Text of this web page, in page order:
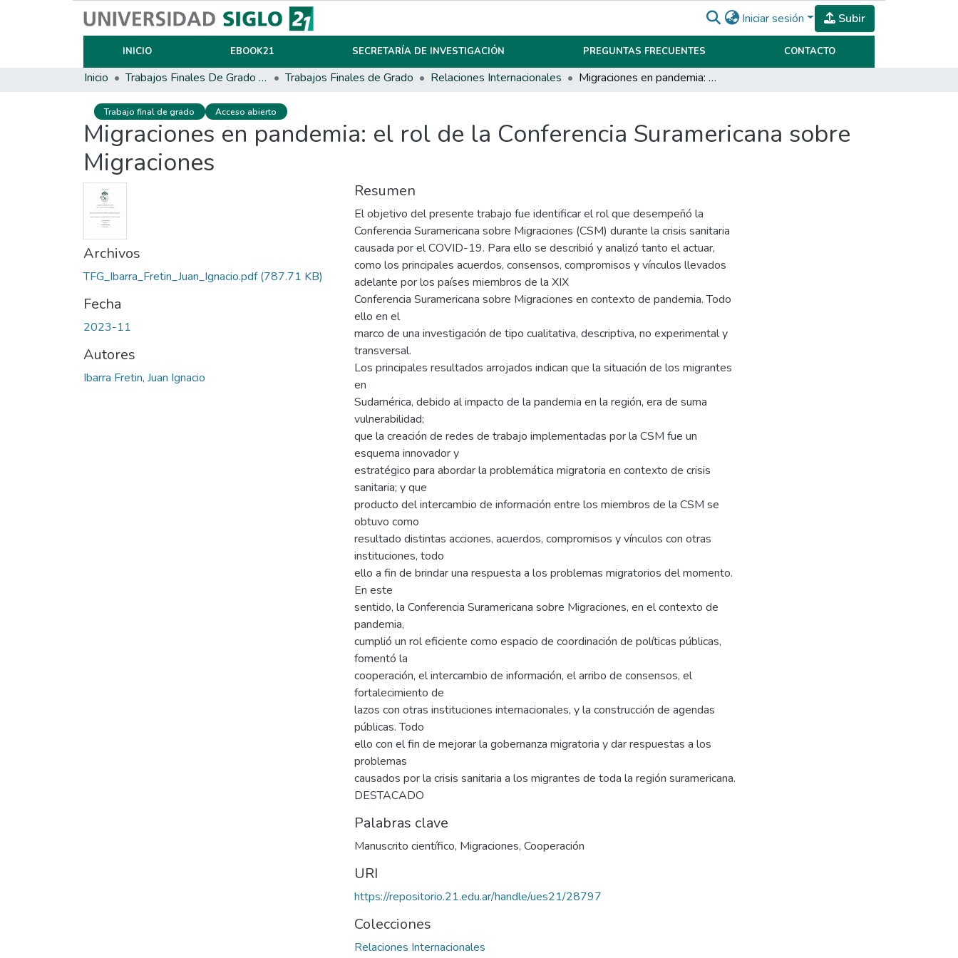
Iniciar sesión Subir
INICIO EBOOK21 SECRETARÍA DE INVESTIGACIÓN PREGUNTAS FRECUENTES CONTACTO
Inicio Trabajos Finales De Grado Y Posgrado Trabajos Finales de Grado Relaciones Internacionales Migraciones en pandemia: el rol de la Conferencia Suramericana sobre Migraciones
Trabajo final de grado Acceso abierto
Migraciones en pandemia: el rol de la Conferencia Suramericana sobre
Migraciones
Archivos
TFG_Ibarra_Fretin_Juan_Ignacio.pdf(787.71 KB)
Fecha
2023-11
Autores
Ibarra Fretin, Juan Ignacio
Resumen
El objetivo del presente trabajo fue identificar el rol que desempeñó la
Conferencia Suramericana sobre Migraciones (CSM) durante la crisis sanitaria
causada por el COVID-19. Para ello se describió y analizó tanto el actuar,
como los principales acuerdos, consensos, compromisos y vínculos llevados
adelante por los países miembros de la XIX
Conferencia Suramericana sobre Migraciones en contexto de pandemia. Todo
ello en el
marco de una investigación de tipo cualitativa, descriptiva, no experimental y
transversal.
Los principales resultados arrojados indican que la situación de los migrantes
en
Sudamérica, debido al impacto de la pandemia en la región, era de suma
vulnerabilidad;
que la creación de redes de trabajo implementadas por la CSM fue un
esquema innovador y
estratégico para abordar la problemática migratoria en contexto de crisis
sanitaria; y que
producto del intercambio de información entre los miembros de la CSM se
obtuvo como
resultado distintas acciones, acuerdos, compromisos y vínculos con otras
instituciones, todo
ello a fin de brindar una respuesta a los problemas migratorios del momento.
En este
sentido, la Conferencia Suramericana sobre Migraciones, en el contexto de
pandemia,
cumplió un rol eficiente como espacio de coordinación de políticas públicas,
fomentó la
cooperación, el intercambio de información, el arribo de consensos, el
fortalecimiento de
lazos con otras instituciones internacionales, y la construcción de agendas
públicas. Todo
ello con el fin de mejorar la gobernanza migratoria y dar respuestas a los
problemas
causados por la crisis sanitaria a los migrantes de toda la región suramericana.
DESTACADO
Palabras clave
Manuscrito científico, Migraciones, Cooperación
URI
https://repositorio.21.edu.ar/handle/ues21/28797
Colecciones
Relaciones Internacionales